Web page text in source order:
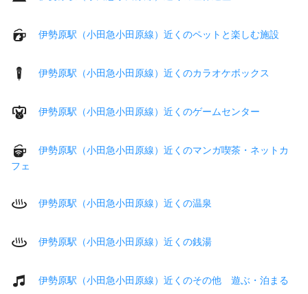
伊勢原駅（小田急小田原線）近くのペットと楽しむ施設
伊勢原駅（小田急小田原線）近くのカラオケボックス
伊勢原駅（小田急小田原線）近くのゲームセンター
伊勢原駅（小田急小田原線）近くのマンガ喫茶・ネットカ
フェ
伊勢原駅（小田急小田原線）近くの温泉
伊勢原駅（小田急小田原線）近くの銭湯
伊勢原駅（小田急小田原線）近くのその他 遊ぶ・泊まる